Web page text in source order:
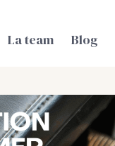
La team Blog